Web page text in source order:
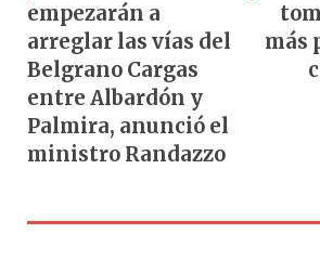
empezarán a
arreglar las vías del
Belgrano Cargas
entre Albardón y
Palmira, anunció el
ministro Randazzo
más